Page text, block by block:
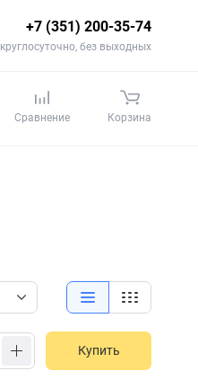
+7 (351) 200-35-74
круглосуточно, без выходных
Сравнение Корзина
Купить